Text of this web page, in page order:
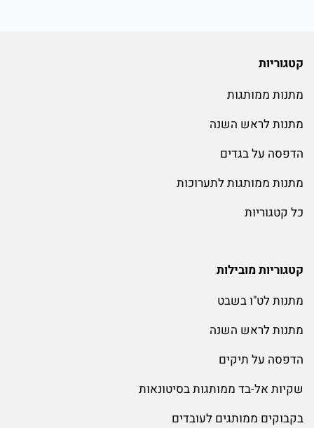
קטגוריות
מתנות ממותגות
מתנות לראש השנה
הדפסה על בגדים
מתנות ממותגות לתערוכות
כל קטגוריות
קטגוריות מובילות
מתנות לט"ו בשבט
מתנות לראש השנה
הדפסה על תיקים
שקיות אל-בד ממותגות בסיטונאות
בקבוקים ממותגים לעובדים